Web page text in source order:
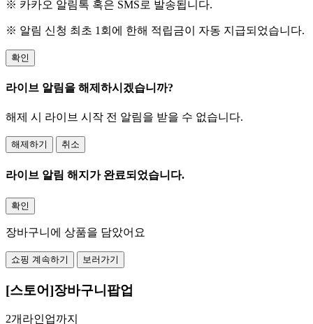
※ 카카오 알림톡 혹은 SMS로 발송됩니다.
※ 알림 신청 최초 1회에 한해 적립금이 자동 지급되었습니다.
확인
라이브 알림을 해제하시겠습니까?
해제 시 라이브 시작 전 알림을 받을 수 없습니다.
해제하기 취소
라이브 알림 해지가 완료되었습니다.
확인
장바구니에 상품을 담았어요
쇼핑 계속하기 보러가기
[스토어]장바구니팝업
2개라인업까지